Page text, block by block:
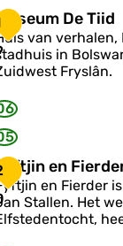
De Tiid
van verhalen,
in
Fryslân.
en
en Fierder
Stallen. Het